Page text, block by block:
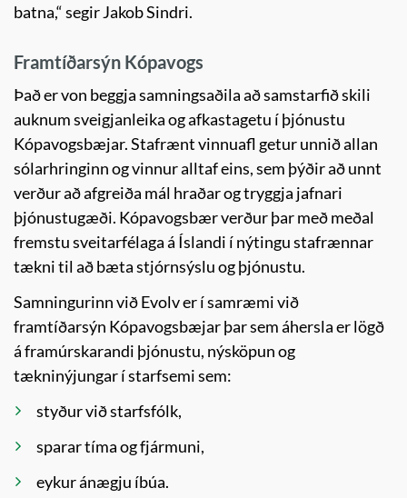
batna,“ segir Jakob Sindri.
Framtíðarsýn Kópavogs
Það er von beggja samningsaðila að samstarfið skili
auknum sveigjanleika og afkastagetu í þjónustu
Kópavogsbæjar. Stafrænt vinnuafl getur unnið allan
sólarhringinn og vinnur alltaf eins, sem þýðir að unnt
verður að afgreiða mál hraðar og tryggja jafnari
þjónustugæði. Kópavogsbær verður þar með meðal
fremstu sveitarfélaga á Íslandi í nýtingu stafrænnar
tækni til að bæta stjórnsýslu og þjónustu.
Samningurinn við Evolv er í samræmi við
framtíðarsýn Kópavogsbæjar þar sem áhersla er lögð
á framúrskarandi þjónustu, nýsköpun og
tækninýjungar í starfsemi sem:
styður við starfsfólk,
sparar tíma og fjármuni,
eykur ánægju íbúa.